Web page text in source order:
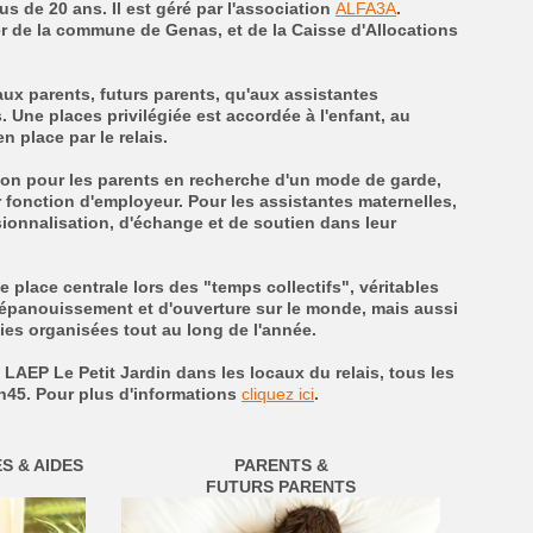
de 20 ans. Il est géré par l'association ALFA3A.
la commune de Genas, et de la Caisse d'Allocations
parents, futurs parents, qu'aux assistantes
Une places privilégiée est accordée à l'enfant, au
place par le relais.
pour les parents en recherche d'un mode de garde,
d'employeur. Pour les assistantes maternelles,
d'échange et de soutien dans leur
place centrale lors des "temps collectifs", véritables
et d'ouverture sur le monde, mais aussi
organisées tout au long de l'année.
Le Petit Jardin dans les locaux du relais, tous les
Pour plus d'informations cliquez ici.
& AIDES
PARENTS &
FUTURS PARENTS